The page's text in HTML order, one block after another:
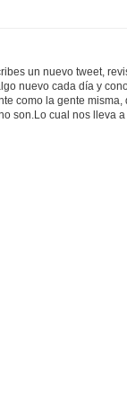
un nuevo tweet,
nuevo cada día y
como la gente misma,
son.Lo cual nos lleva